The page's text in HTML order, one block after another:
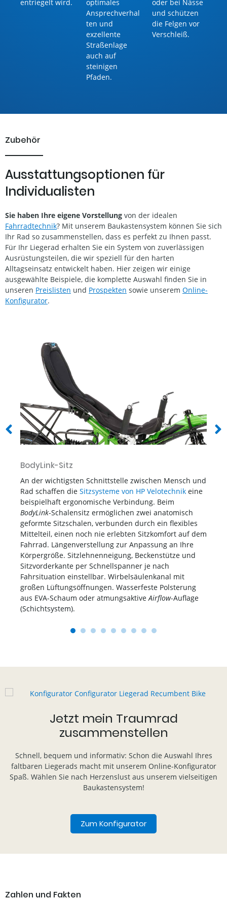
entriegelt wird.
optimales
Ansprechverhal
ten und
exzellente
Straßenlage
auch auf
steinigen
Pfaden.
oder bei Nässe
und schützen
die Felgen vor
Verschleiß.
Zubehör
Ausstattungsoptionen für
Individualisten
Sie haben Ihre eigene Vorstellung von der idealen
Fahrradtechnik? Mit unserem Baukastensystem können Sie sich
Ihr Rad so zusammenstellen, dass es perfekt zu Ihnen passt.
Für Ihr Liegerad erhalten Sie ein System von zuverlässigen
Ausrüstungsteilen, die wir speziell für den harten
Alltagseinsatz entwickelt haben. Hier zeigen wir einige
ausgewählte Beispiele, die komplette Auswahl finden Sie in
unseren Preislisten und Prospekten sowie unserem Online-
Konfigurator.
BodyLink-Sitz
An der wichtigsten Schnittstelle zwischen Mensch und
Rad schaffen die Sitzsysteme von HP Velotechnik eine
beispielhaft ergonomische Verbindung. Beim
BodyLink-Schalensitz ermöglichen zwei anatomisch
geformte Sitzschalen, verbunden durch ein flexibles
Mittelteil, einen noch nie erlebten Sitzkomfort auf dem
Fahrrad. Längenverstellung zur Anpassung an Ihre
Körpergröße. Sitzlehnenneigung, Beckenstütze und
Sitzvorderkante per Schnellspanner je nach
Fahrsituation einstellbar. Wirbelsäulenkanal mit
großen Lüftungsöffnungen. Wasserfeste Polsterung
aus EVA-Schaum oder atmungsaktiveAirflow-Auflage
(Schichtsystem).
1 2
Jetzt mein Traumrad
zusammenstellen
Schnell, bequem und informativ: Schon die Auswahl Ihres
faltbaren Liegerads macht mit unserem Online-Konfigurator
Spaß. Wählen Sie nach Herzenslust aus unserem vielseitigen
Baukastensystem!
Zum Konfigurator
Zahlen und Fakten